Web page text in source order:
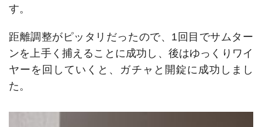
す。
距離調整がピッタリだったので、1回目でサムター
ンを上手く捕えることに成功し、後はゆっくりワイ
ヤーを回していくと、ガチャと開錠に成功しまし
た。